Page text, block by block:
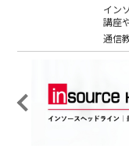
イン
講座
通信